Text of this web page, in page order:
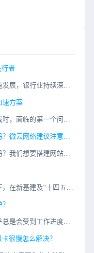
行者
近年来，伴随着数字技术的快速发展，银行业持续深耕金融科技领域，创新产品和服务，高质量推进金融数字化转型。如今，基于金融创新的数字化转型成为整个行业的“新基建”，人工智能、大数据、云计算、物联网与金融科
速方案
当国内游戏厂商在海外发行游戏时，面临的第一个问题是如何减少异地或海外接入点的访问延迟，以提高玩家的接入体验。传统的公共网络访问方式如下：1、游戏接入层、逻辑层和数据层全部集中部署到某一区域。2、全球所
个人和企业购买服务器有差别吗？微云网络建议注意这几个方面
个人和企业购买服务器有差别吗？我们想要搭建网站，那么服务器是必不可少的，一般我们可以选择服务器租用或者服务器托管。其中服务器托管需要自己购买服务器，这样的好处就服务器所有
一、混合多云成为未来趋势当下，在新基建及“十四五”规划的政策加持下，中国的云产业已经进入到快速增长的通道。在企业及组织云化的过程中，由于业务系统的特性、组网复杂性、数据可靠性及政策合规性等多方面因素，
对远程数据中心的出差运维几乎总是会受到工作进度的限制，因此其成败往往决定于你是否有良好的组织、计划，聘请的管理人员是否有这方面的经验，这篇文章中有一些技巧有助于确保你的下一个远程数据中心的维护是否成功
很慢怎么解决？